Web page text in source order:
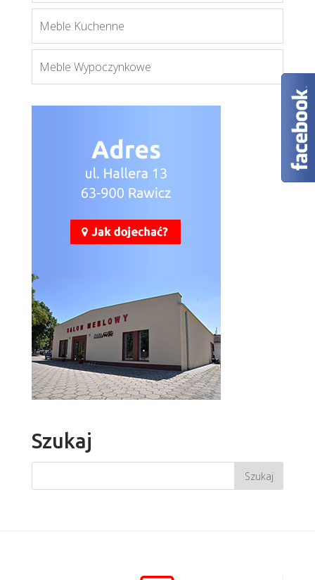
Meble Kuchenne
Meble Wypoczynkowe
Szukaj